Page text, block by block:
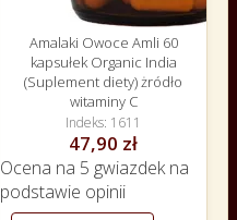
Amalaki Owoce Amli 60
kapsułek Organic India
(Suplement diety) żródło
witaminy C
Indeks 1611
47,90 zł
Ocena na 5 gwiazdek na
podstawie opinii